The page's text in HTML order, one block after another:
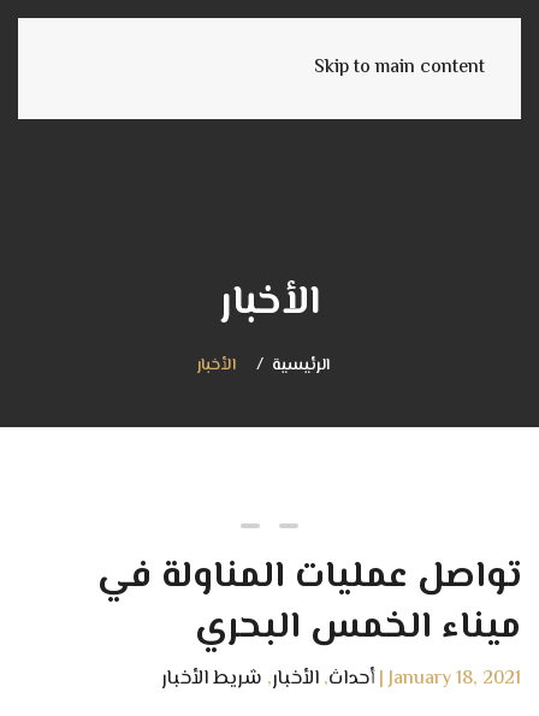
Skip to main content
الأخبار
الرئيسية الأخبار
تواصل عمليات المناولة في
ميناء الخمس البحري
January 18, 2021
|أحداث, الأخبار, شريط الأخبار